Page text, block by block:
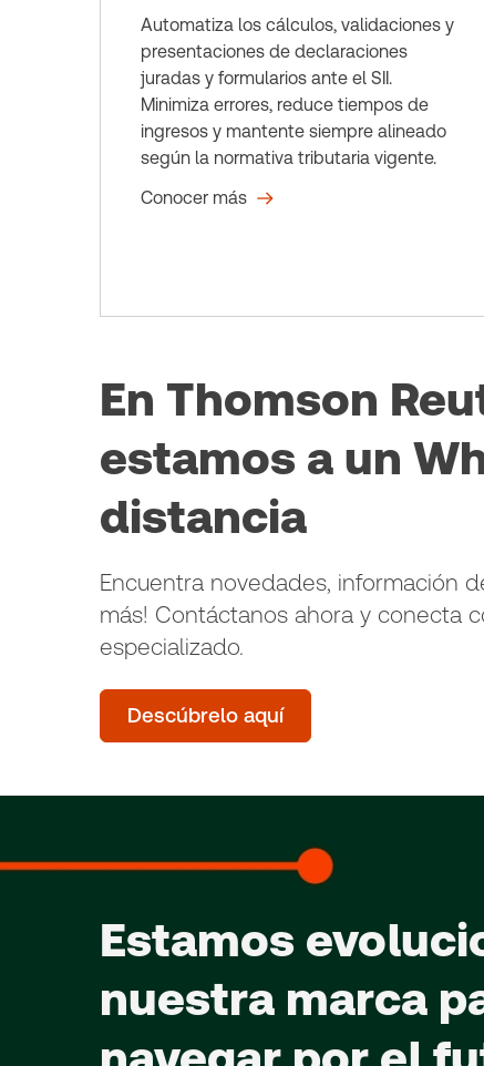
Automatiza los cálculos, validaciones y
presentaciones de declaraciones
juradas y formularios ante el SII.
Minimiza errores, reduce tiempos de
ingresos y mantente siempre alineado
según la normativa tributaria vigente.
Conocer más
En Thomson
estamos a un
distancia
Encuentra novedades, información
más! Contáctanos ahora y conecta
especializado.
Descúbrelo aquí
Estamos
nuestra marca